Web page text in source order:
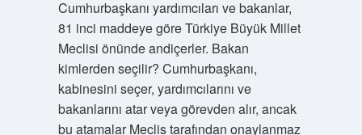
Cumhurbaşkanı yardımcıları ve bakanlar,
81 inci maddeye göre Türkiye Büyük Millet
Meclisi önünde andiçerler. Bakan
kimlerden seçilir? Cumhurbaşkanı,
kabinesini seçer, yardımcılarını ve
bakanlarını atar veya görevden alır, ancak
bu atamalar Meclis tarafından onaylanmaz